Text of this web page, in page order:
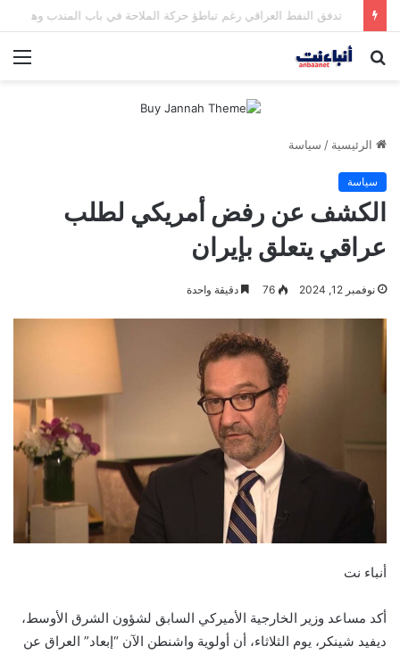
مقتل شخصين وإصابة 5 في إطلاق نار بمهرجان بمدينة سياتل الأميركية
بحث
الرئيسية / سياسة
سياسة
الكشف عن رفض أمريكي لطلب
عراقي يتعلق بإيران
نوفمبر 12, 2024 76 دقيقة واحدة
أنباء نت
أكد مساعد وزير الخارجية الأميركي السابق لشؤون الشرق الأوسط،
ديفيد شينكر، يوم الثلاثاء، أن أولوية واشنطن الآن “إبعاد” العراق عن